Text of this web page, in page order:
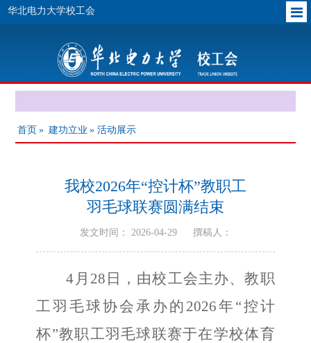
华北电力大学校工会
首页 » 建功立业 » 活动展示
我校2026年“控计杯”教职工
羽毛球联赛圆满结束
发文时间： 2026-04-29 撰稿人：
4月28 日 ， 由校工会主办、教职
工羽毛球协会承办的 2026年 “控计
杯”教职工羽毛球联赛于在学校体育